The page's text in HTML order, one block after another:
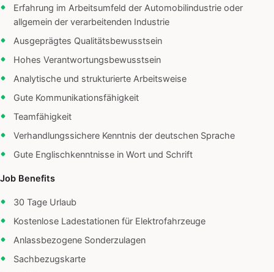
Erfahrung im Arbeitsumfeld der Automobilindustrie oder
allgemein der verarbeitenden Industrie
Ausgeprägtes Qualitätsbewusstsein
Hohes Verantwortungsbewusstsein
Analytische und strukturierte Arbeitsweise
Gute Kommunikationsfähigkeit
Teamfähigkeit
Verhandlungssichere Kenntnis der deutschen Sprache
Gute Englischkenntnisse in Wort und Schrift
Job Benefits
30 Tage Urlaub
Kostenlose Ladestationen für Elektrofahrzeuge
Anlassbezogene Sonderzulagen
Sachbezugskarte